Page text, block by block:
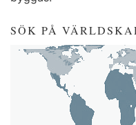
SÖK PÅ